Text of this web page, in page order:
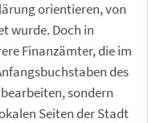
orientieren, von
wurde. Doch in
Finanzämter, die im
des
sondern
Seiten der Stadt